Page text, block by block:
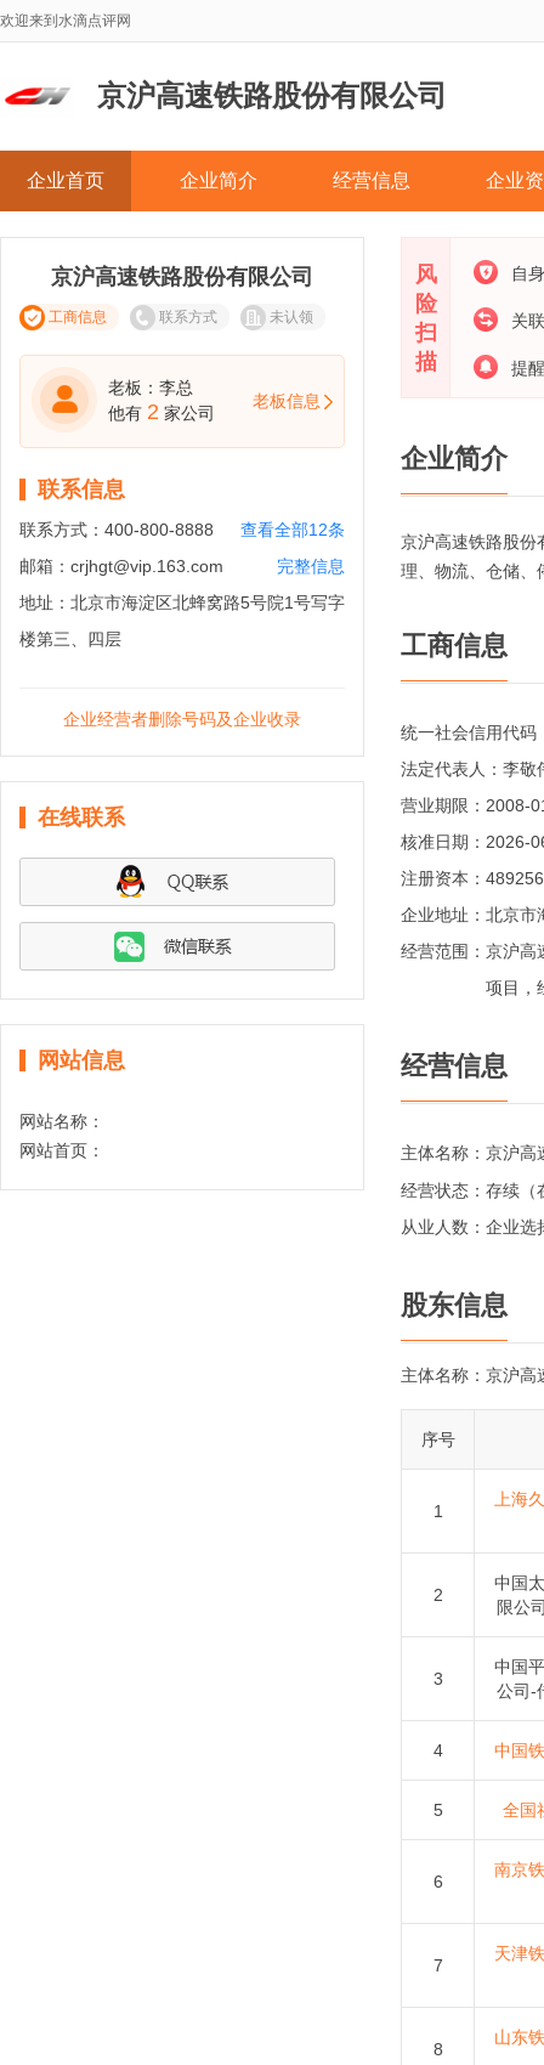
欢迎来到水滴点评网
京沪高速铁路股份有限公司
企业首页 企业简介 经营信息 企业
京沪高速铁路股份有限公司
工商信息 联系方式 未认领
老板：李总
他有 2 家公司
老板信息
联系信息
联系方式： 400-800-8888
查看全部12条
邮箱： crjhgt@vip.163.com
完整信息
地址： 北京市海淀区北蜂窝路5号院1号写字
楼第三、四层
企业经营者删除号码及企业收录
在线联系
网站信息
网站名称：
网站首页：
风
险
扫
描
自
关
提
企业简介
京沪高速铁路股份
理、物流、仓储、
工商信息
统一社会信用代码
法定代表人： 李敬
营业期限： 2008-
核准日期： 2026-
注册资本：
企业地址： 北京市
经营范围： 京沪高
项目，
经营信息
主体名称： 京沪高
经营状态： 存续（
从业人数： 企业选
股东信息
主体名称： 京沪高
序号
1
上海
2
中国
限公
3
中国
公司-
4 中国
5 全国
6
南京
7
天津
8
山东